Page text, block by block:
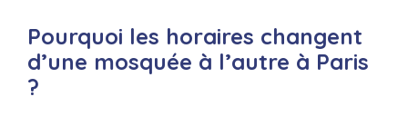
Pourquoi les horaires changent
d’une mosquée à l’autre à Paris
?